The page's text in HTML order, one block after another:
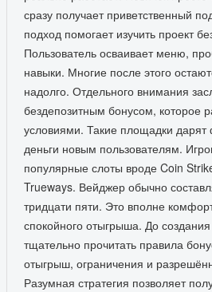
сразу получает приветственный
подход помогает изучить проект
Пользователь осваивает меню,
навыки. Многие после этого
надолго. Отдельного внимания
бездепозитным бонусом, которое
условиями. Такие площадки
деньги новым пользователям.
популярные слоты вроде Coin
Trueways. Вейджер обычно
тридцати пяти. Это вполне
спокойного отыгрыша. До
тщательно прочитать правила
отыгрыш, ограничения и
Разумная стратегия позволяет